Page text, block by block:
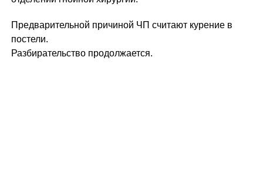
Предварительной причиной ЧП считают курение в
постели.
Разбирательство продолжается.